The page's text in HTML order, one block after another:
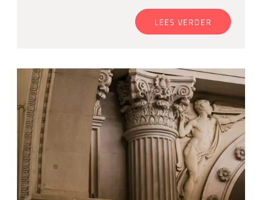
LEES VERDER